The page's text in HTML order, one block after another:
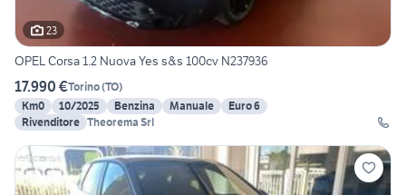
23
OPEL Corsa 1.2 Nuova Yes s&s 100cv N237936
17.990 €Torino(TO)
Km0
10/2025 Benzina Manuale
Euro 6
Rivenditore Theorema Srl